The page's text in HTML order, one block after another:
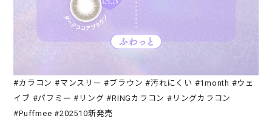
#カラコン #マンスリー #ブラウン #汚れにくい #1month #ウェ
イブ #パフミー #リング #RINGカラコン #リングカラコン
#Puffmee #202510新発売